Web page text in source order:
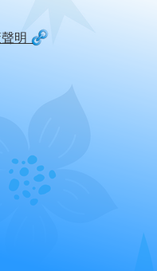
聲明